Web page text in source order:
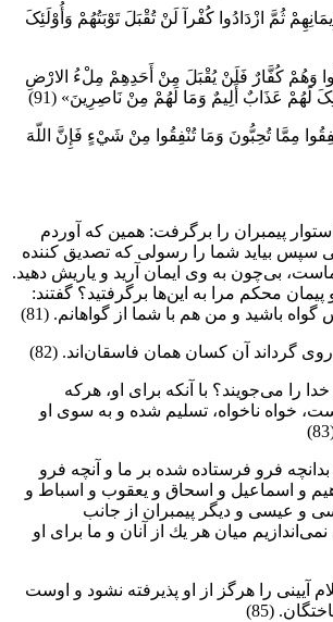
ثُمَّ ازْدَادُوا كُفْرآ لَنْ تُقْبَلَ تَوْبَتُهُمْ وَأُوْلَئِکَ
وَهُمْ كُفَّارٌ فَلَنْ يُقْبَلَ مِنْ أَحَدِهِمْ مِلْءُ الارْضِ
لَهُمْ عَذَابٌ أَلِيمٌ وَمَا لَهُمْ مِنْ نَاصِرِينَ» (91)
مِمَّا تُحِبُّونَ وَمَا تُنْفِقُوا مِنْ شَيْءٍ فَإِنَّ اللّهَ
پيمبران را برگرفت: همين كه آوردم
سپس بيايد شما را رسولى كه تصديق كننده
بى‌چون به وى ايمان آريد و ياريش دهيد.
پيمان محكم مرا به اين‌ها برگرفتيد؟ گفتند:
باشيد و من هم با شما از گواهانم. (81)
گرداند آن كسان همان فاسقان‌اند. (82)
خدا را مى‌جويند؟ با آنكه براى او، هركه
خواه ناخواه، تسليم شده و به سوى او
بدانچه فرو فرستاده شده بر ما و آنچه فرو
و اسماعيل و اسحاق و يعقوب و اسباط و
و عيسى و ديگر پيمبران از جانب
ميان هر يك از آنان و ما براى او
آيينى را هرگز از او پذيرفته نشود و اوست
(85)